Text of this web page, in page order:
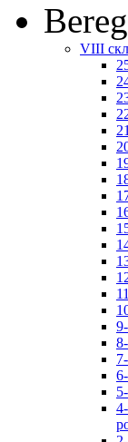
VIII